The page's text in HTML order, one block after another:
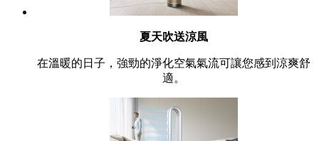
夏天吹送涼風
在溫暖的日子，強勁的淨化空氣氣流可讓您感到涼爽舒
適。